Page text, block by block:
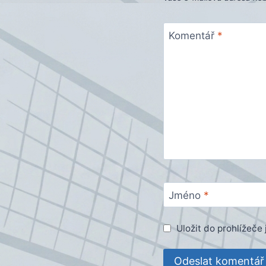
Komentář *
Jméno *
Uložit do prohlížeče